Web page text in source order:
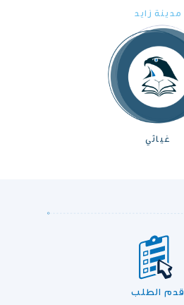
مدينة زايد
غياثي
قدم الطلب